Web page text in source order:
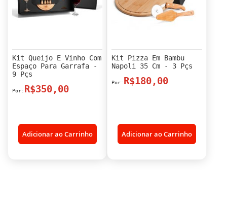
Kit Queijo E Vinho Com
Espaço Para Garrafa -
9 Pçs
R$350,00
Adicionar ao Carrinho
Kit Pizza Em Bambu
Napoli 35 Cm - 3 Pçs
R$180,00
Adicionar ao Carrinho